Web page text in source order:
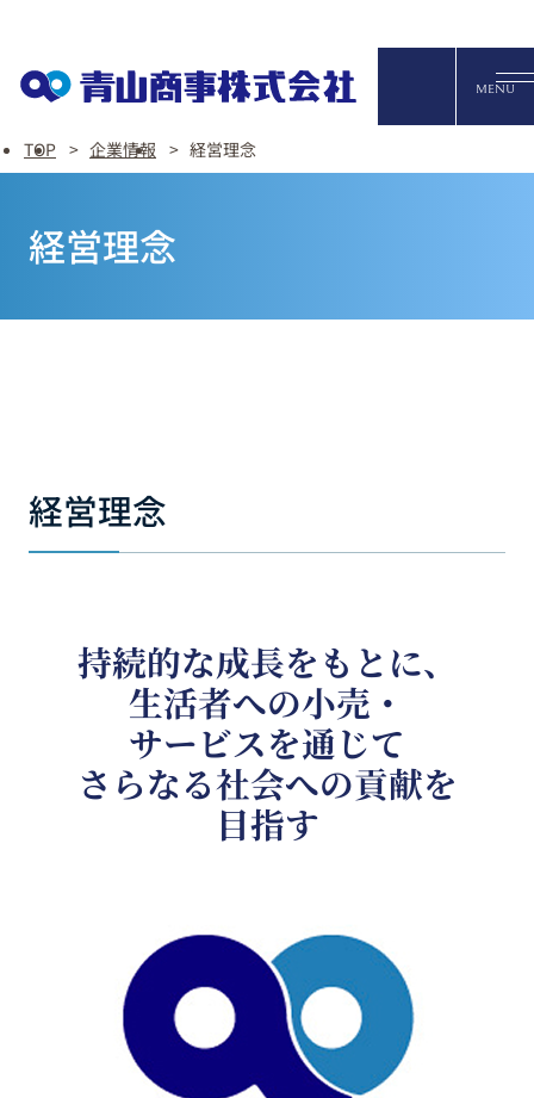
English
オンラ
MENU
TOP 企業情報 経営理念
経営理念
経営理念
持続的な成長をもとに、
生活者への小売・
サービスを通じて
さらなる社会への貢献を
目指す